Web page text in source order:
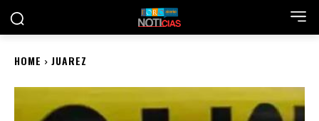
HOME JUAREZ